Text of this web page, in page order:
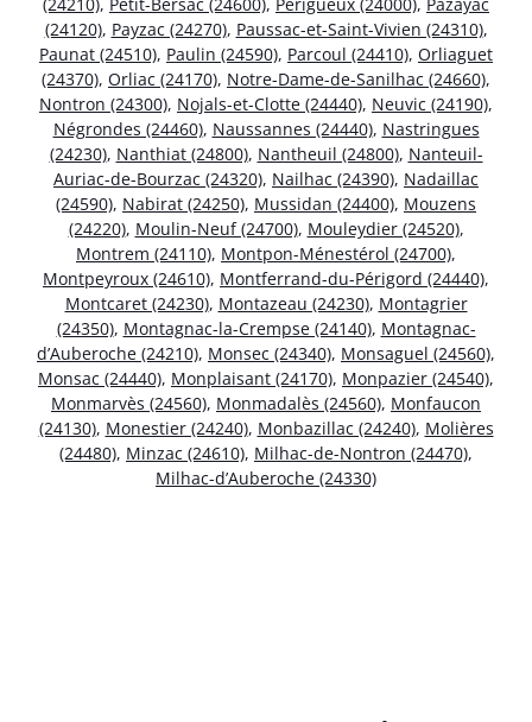
(24120), Payzac (24270), Paussac-et-Saint-Vivien (24310),
Paunat (24510), Paulin (24590), Parcoul (24410), Orliaguet
(24370), Orliac (24170), Notre-Dame-de-Sanilhac (24660),
Nontron (24300), Nojals-et-Clotte (24440), Neuvic (24190),
Négrondes (24460), Naussannes (24440), Nastringues
(24230), Nanthiat (24800), Nantheuil (24800), Nanteuil-
Auriac-de-Bourzac (24320), Nailhac (24390), Nadaillac
(24590), Nabirat (24250), Mussidan (24400), Mouzens
(24220), Moulin-Neuf (24700), Mouleydier (24520),
Montrem (24110), Montpon-Ménestérol (24700),
Montpeyroux (24610), Montferrand-du-Périgord (24440),
Montcaret (24230), Montazeau (24230), Montagrier
(24350), Montagnac-la-Crempse (24140), Montagnac-
d’Auberoche (24210), Monsec (24340), Monsaguel (24560),
Monsac (24440), Monplaisant (24170), Monpazier (24540),
Monmarvès (24560), Monmadalès (24560), Monfaucon
(24130), Monestier (24240), Monbazillac (24240), Molières
(24480), Minzac (24610), Milhac-de-Nontron (24470),
Milhac-d’Auberoche (24330)